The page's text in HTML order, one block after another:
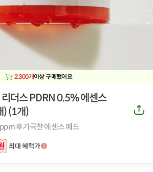
2,300개이상 구매했어요
더스 PDRN 0.5% 에센스
)(1개)
후기극찬 에센스 패드
최대 혜택가
공
유